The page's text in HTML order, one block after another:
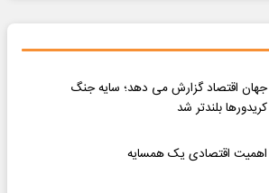
جهان اقتصاد گزارش می دهد؛ سایه جنگ
کریدورها بلندتر شد
اهمیت اقتصادی یک همسایه